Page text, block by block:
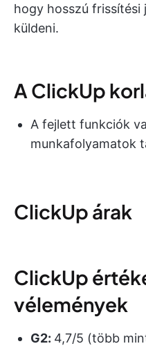
hogy hosszú frissítési
küldeni.
A ClickUp
A fejlett funkciók
munkafolyamatok
ClickUp árak
ClickUp
vélemények
G2: 4,7/5 (több